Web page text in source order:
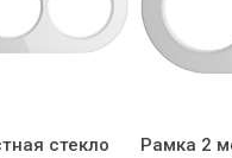
стекло
Рамка 2